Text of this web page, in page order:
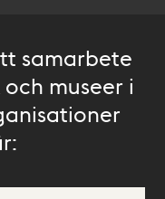
samarbete
museer i